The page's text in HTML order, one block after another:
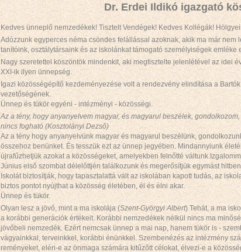
Dr. Erdei Ildikó igazgató
Kedves ünneplő nemzedékek! Tisztelt Vendégek! Kedves Kollégák!
Adózzunk egyperces néma csöndes felállással azoknak, akik ma már nem
tanítóink, osztálytársaink és az iskolánkat támogató személyiségek emléke
Nagy szeretettel köszöntök mindenkit, aki megtisztelte jelenlétével az idei
XXI-ik ilyen ünnepség.
Igazi közösségépítő kezdeményezése volt a rendezvény elindítása a
vezetőségének.
Ünnep és tükör egyéni - intézményi - közösségi.
Az a tény, hogy anyanyelvem magyar, és magyarul beszélek,
nincs fogható (Kosztolányi Dezső)
Az a tény hogy anyanyelvünk magyar és magyarul beszélünk,
összehoz benünket. És tesszük ezt az ünnep jegyében. Mindannyiunk
újrafűzhetjük azokat a közösségeket, amelyekben felnőtté
Június első szombat délelőttjén találkozunk és megerősítjük egymást
Iskolát biztosítják, hogy tapasztalattá vált az iskolában kapott tudás, az
biztos pontot nyújthat a közösség életében, él és élni akar.
Ünnep és tükör.
Olyan lesz a jövő, mint a ma iskolája (Szent-Györgyi Albert) Tehát, a ma
a korábbi generációk értékeit. Korábbi nemzedékek nélkül nincs ma
jövőbeli nemzedék. Ezért nemcsak ünnep a mai nap, hanem tükör is -
vágyainkkal, terveinkkel, korábbi énünkkel. Szembenézés az intézmény
reményeket, eléri-e az önmaga számára kitűzőtt célokat, élvezi-e a